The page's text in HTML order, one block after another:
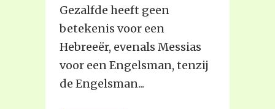
Gezalfde heeft geen
betekenis voor een
Hebreeër, evenals Messias
voor een Engelsman, tenzij
de Engelsman...